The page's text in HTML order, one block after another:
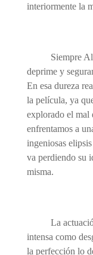
interiormente la
Siempre Alice
deprime y
En esa dureza
la película, ya
explorado el mal
enfrentamos a
ingeniosas
va perdiendo su
misma.
La actuación
intensa como
la perfección lo